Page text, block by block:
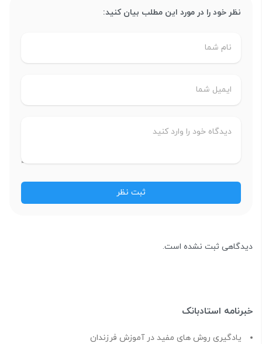
نظر خود را در مورد این مطلب بیان کنید:
دیدگاهی ثبت نشده است.
خبرنامه استادبانک
یادگیری روش های مفید در آموزش فرزندان